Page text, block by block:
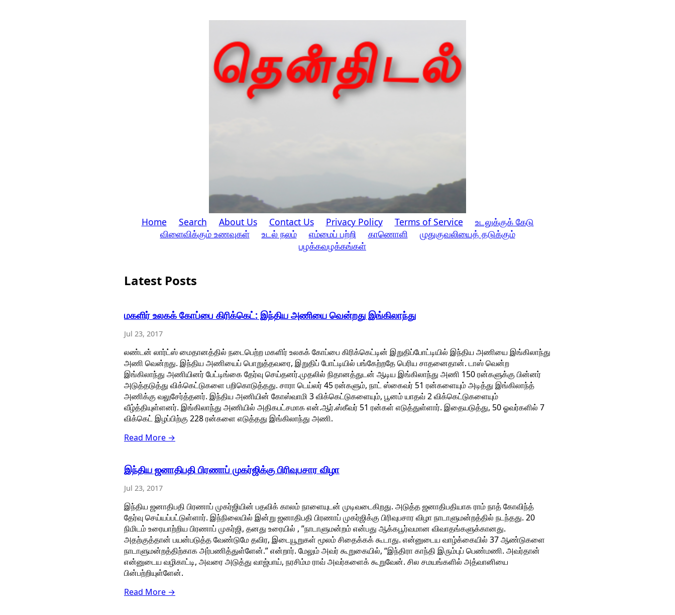
Home Search About Us Contact Us Privacy Policy Terms of Service
உடலுக்குக் கேடு
விளைவிக்கும் உணவுகள்
உடல் நலம் எம்மைப் பற்றி காணொளி
முதுகுவலியைத் தடுக்கும்
பழக்கவழக்கங்கள்
Latest Posts
மகளிர் உலகக் கோப்பை கிரிக்கெட்: இந்திய அணியை வென்றது இங்கிலாந்து
Jul 23, 2017
லண்டன் லார்ட்ஸ் மைதானத்தில் நடைபெற்ற மகளிர் உலகக் கோப்பை கிரிக்கெட்டின் இறுதிப்போட்டியில் இந்திய அணியை இங்கிலாந்து
அணி வென்றது. இந்திய அணியைப் பொறுத்தவரை, இறுதிப் போட்டியில் பங்கேற்றதே பெரிய சாதனைதான். டாஸ் வென்ற
இங்கிலாந்து அணியினர் பேட்டிங்கை தேர்வு செய்தனர்.முதலில் நிதானத்துடன் ஆடிய இங்கிலாந்து அணி 150 ரன்களுக்கு பின்னர்
அடுத்தடுத்து விக்கெட்டுகளை பறிகொடுத்தது. சாரா டெய்லர் 45 ரன்களும், நாட் ஸ்கைவர் 51 ரன்களையும் அடித்து இங்கிலாந்த்
அணிக்கு வலுசேர்த்தனர். இந்திய அணியின் கோஸ்வாமி 3 விக்கெட்டுகளையும், பூனம் யாதவ் 2 விக்கெட்டுகளையும்
வீழ்த்தியுள்ளனர். இங்கிலாந்து அணியில் அதிகபட்சமாக என்.ஆர்.ஸ்கீவர் 51 ரன்கள் எடுத்துள்ளார். இதையடுத்து, 50 ஓவர்களில் 7
விக்கெட் இழப்பிற்கு 228 ரன்களை எடுத்தது இங்கிலாந்து அணி.
Read More →
இந்திய ஜனாதிபதி பிரணாப் முகர்ஜிக்கு பிரிவுபசார விழா
Jul 23, 2017
இந்திய ஜனாதிபதி பிரணாப் முகர்ஜியின் பதவிக் காலம் நாளையுடன் முடிவடைகிறது. அடுத்த ஜனாதிபதியாக ராம் நாத் கோவிந்த்
தேர்வு செய்யப்பட்டுள்ளார். இந்நிலையில் இன்று ஜனாதிபதி பிரணாப் முகர்ஜிக்கு பிரிவுபசார விழா நாடாளுமன்றத்தில் நடந்தது. 20
நிமிடம் உரையாற்றிய பிரணாப் முகர்ஜி, தனது உரையில் , ”நாடாளுமன்றம் என்பது ஆக்கபூர்வமான விவாதங்களுக்கானது.
அதற்குத்தான் பயன்படுத்த வேண்டுமே தவிர, இடையூறுகள் மூலம் சிதைக்கக் கூடாது. என்னுடைய வாழ்க்கையில் 37 ஆண்டுகளை
நாடாளுமன்றத்திற்காக அர்பணித்துள்ளேன்.” என்றார். மேலும் அவர் கூறுகையில், “இந்திரா காந்தி இரும்புப் பெண்மணி. அவர்தான்
என்னுடைய வழிகாட்டி, அவரை அடுத்து வாஜ்பாய், நரசிம்ம ராவ் அவர்களைக் கூறுவேன். சில சமயங்களில் அத்வானியை
பின்பற்றியுள்ளேன்.
Read More →